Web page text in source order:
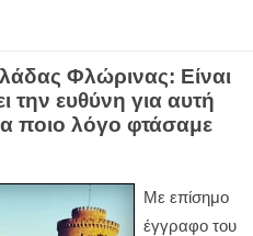
Φλώρινας: Είναι
την ευθύνη για αυτή
ποιο λόγο φτάσαμε
Με επίσημο
έγγραφο του